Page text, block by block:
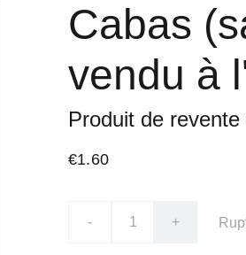
Cabas
vendu à
Produit de
€1.60
- +